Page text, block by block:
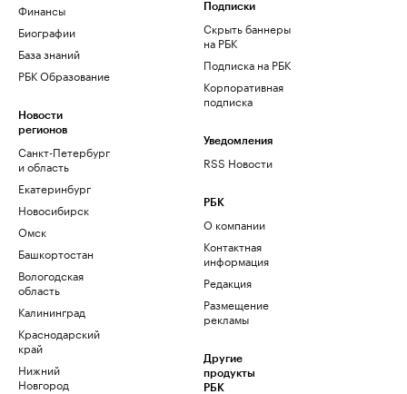
Финансы
Биографии
База знаний
РБК Образование
Новости
регионов
Санкт-Петербург
и область
Екатеринбург
Новосибирск
Омск
Башкортостан
Вологодская
область
Калининград
Краснодарский
край
Нижний
Новгород
Подписки
Скрыть баннеры
на РБК
Подписка на РБК
Корпоративная
подписка
Уведомления
RSS Новости
РБК
О компании
Контактная
информация
Редакция
Размещение
рекламы
Другие
продукты
РБК